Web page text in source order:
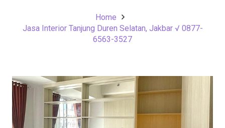
Home
Jasa Interior Tanjung Duren Selatan, Jakbar √ 0877-
6563-3527